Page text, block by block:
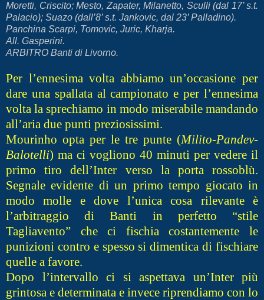
Moretti, Criscito; Mesto, Zapater, Milanetto, Sculli (dal 17’ s.t.
Palacio); Suazo (dall’8’ s.t. Jankovic, dal 23’ Palladino).
Panchina Scarpi, Tomovic, Juric, Kharja.
All. Gasperini.
ARBITRO Banti di Livorno.
Per l’ennesima volta abbiamo un’occasione per
dare una spallata al campionato e per l’ennesima
volta la sprechiamo in modo miserabile mandando
all’aria due punti preziosissimi.
Mourinho opta per le tre punte (Milito-Pandev-
Balotelli) ma ci vogliono 40 minuti per vedere il
primo tiro dell’Inter verso la porta rossoblù.
Segnale evidente di un primo tempo giocato in
modo molle e dove l’unica cosa rilevante è
l’arbitraggio di Banti in perfetto “stile
Tagliavento” che ci fischia costantemente le
punizioni contro e spesso si dimentica di fischiare
quelle a favore.
Dopo l’intervallo ci si aspettava un’Inter più
grintosa e determinata e invece riprendiamo con lo